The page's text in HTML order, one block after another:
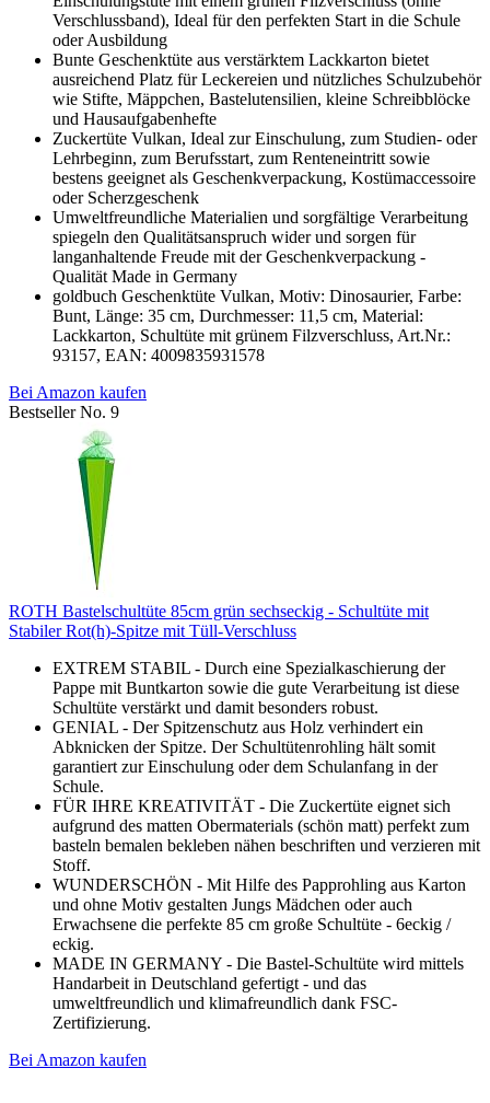
Verschlussband), Ideal für den perfekten Start in die Schule
oder Ausbildung
Bunte Geschenktüte aus verstärktem Lackkarton bietet
ausreichend Platz für Leckereien und nützliches Schulzubehör
wie Stifte, Mäppchen, Bastelutensilien, kleine Schreibblöcke
und Hausaufgabenhefte
Zuckertüte Vulkan, Ideal zur Einschulung, zum Studien- oder
Lehrbeginn, zum Berufsstart, zum Renteneintritt sowie
bestens geeignet als Geschenkverpackung, Kostümaccessoire
oder Scherzgeschenk
Umweltfreundliche Materialien und sorgfältige Verarbeitung
spiegeln den Qualitätsanspruch wider und sorgen für
langanhaltende Freude mit der Geschenkverpackung -
Qualität Made in Germany
goldbuch Geschenktüte Vulkan, Motiv: Dinosaurier, Farbe:
Bunt, Länge: 35 cm, Durchmesser: 11,5 cm, Material:
Lackkarton, Schultüte mit grünem Filzverschluss, Art.Nr.:
93157, EAN: 4009835931578
Bei Amazon kaufen
Bestseller No. 9
ROTH Bastelschultüte 85cm grün sechseckig - Schultüte mit
Stabiler Rot(h)-Spitze mit Tüll-Verschluss
EXTREM STABIL - Durch eine Spezialkaschierung der
Pappe mit Buntkarton sowie die gute Verarbeitung ist diese
Schultüte verstärkt und damit besonders robust.
GENIAL - Der Spitzenschutz aus Holz verhindert ein
Abknicken der Spitze. Der Schultütenrohling hält somit
garantiert zur Einschulung oder dem Schulanfang in der
Schule.
FÜR IHRE KREATIVITÄT - Die Zuckertüte eignet sich
aufgrund des matten Obermaterials (schön matt) perfekt zum
basteln bemalen bekleben nähen beschriften und verzieren mit
Stoff.
WUNDERSCHÖN - Mit Hilfe des Papprohling aus Karton
und ohne Motiv gestalten Jungs Mädchen oder auch
Erwachsene die perfekte 85 cm große Schultüte - 6eckig /
eckig.
MADE IN GERMANY - Die Bastel-Schultüte wird mittels
Handarbeit in Deutschland gefertigt - und das
umweltfreundlich und klimafreundlich dank FSC-
Zertifizierung.
Bei Amazon kaufen